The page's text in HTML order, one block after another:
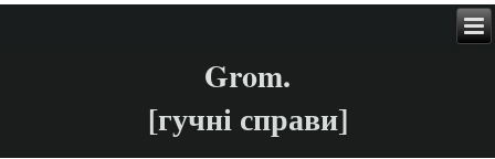
Grom.
[гучні справи]